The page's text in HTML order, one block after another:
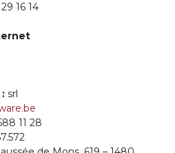
16 14
srl
11 28